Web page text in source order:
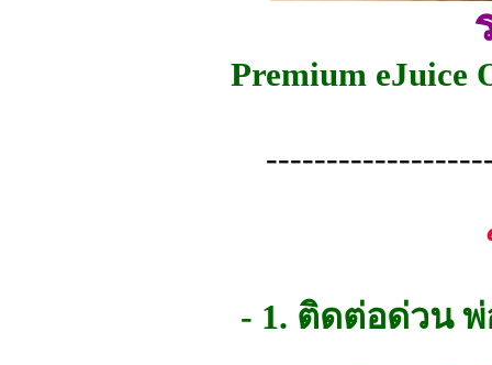
Premium eJuice
- 1. ติดต่อด่วน